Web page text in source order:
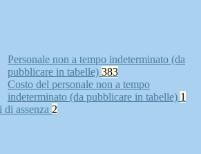
Personale non a tempo indeterminato (da
pubblicare in tabelle) 383
Costo del personale non a tempo
indeterminato (da pubblicare in tabelle) 1
di assenza 2